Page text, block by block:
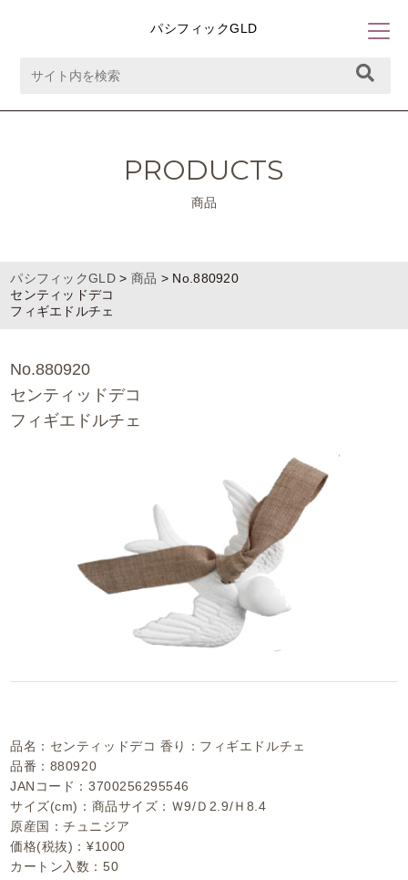
パシフィックGLD
PRODUCTS
商品
パシフィックGLD> 商品 > No.880920
センティッドデコ
フィギエドルチェ
No.880920
センティッドデコ
フィギエドルチェ
品名：センティッドデコ 香り：フィギエドルチェ
品番：880920
JANコード：3700256295546
サイズ(cm)：商品サイズ：Ｗ9/Ｄ2.9/Ｈ8.4
原産国：チュニジア
価格(税抜)：¥1000
カートン入数：50